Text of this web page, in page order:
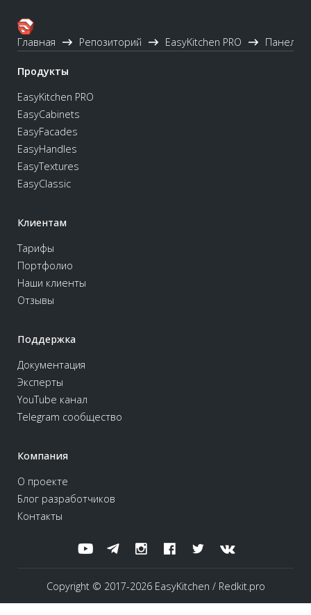
Главная Репозиторий EasyKitchen PRO Панели
Продукты
EasyKitchen PRO
EasyCabinets
EasyFacades
EasyHandles
EasyTextures
EasyClassic
Клиентам
Тарифы
Портфолио
Наши клиенты
Отзывы
Поддержка
Документация
Эксперты
YouTube канал
Telegram сообщество
Компания
О проекте
Блог разработчиков
Контакты
Copyright © 2017-2026 EasyKitchen / Redkit.pro